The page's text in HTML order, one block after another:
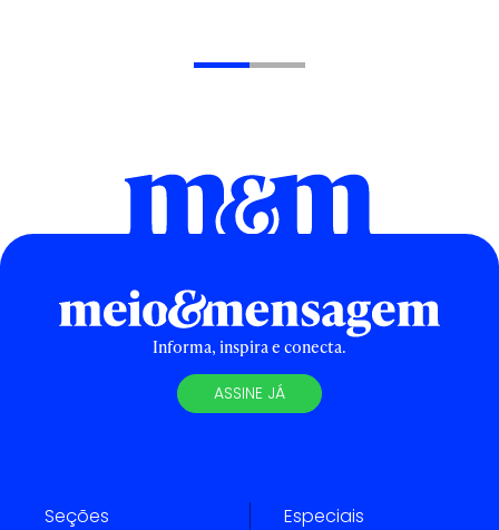
Informa, inspira e conecta.
ASSINE JÁ
Seções Especiais